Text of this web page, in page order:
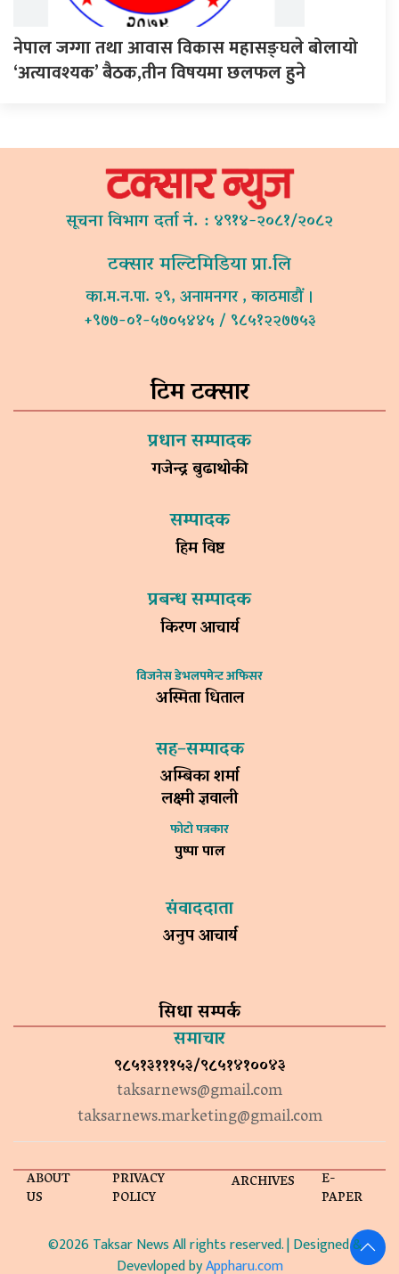
नेपाल जग्गा तथा आवास विकास महासङ्घले बोलायो
‘अत्यावश्यक’ बैठक,तीन विषयमा छलफल हुने
सूचना विभाग दर्ता नं. : ४९१४-२०८१/२०८२
टक्सार मल्टिमिडिया प्रा.लि
का.म.न.पा. २९, अनामनगर , काठमाडौं ।
+९७७-०१-५७०५४४५ / ९८५१२२७७५३
टिम टक्सार
प्रधान सम्पादक
गजेन्द्र बुढाथोकी
सम्पादक
हिम विष्ट
प्रबन्ध सम्पादक
किरण आचार्य
विजनेस डेभलपमेन्ट अफिसर
अस्मिता धिताल
सह–सम्पादक
अम्बिका शर्मा
लक्ष्मी ज्ञवाली
फोटो पत्रकार
पुष्पा पाल
संवाददाता
अनुप आचार्य
सिधा सम्पर्क
समाचार
९८५१३१११५३/९८५१४१००४३
taksarnews@gmail.com
taksarnews.marketing@gmail.com
ABOUT
US
PRIVACY
POLICY
ARCHIVES E-
PAPER
©2026 Taksar News All rights reserved. | Designed &
Devevloped byAppharu.com